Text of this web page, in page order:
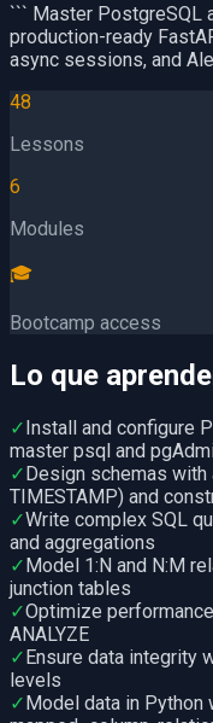
``` Master PostgreSQL
production-ready
async sessions, and
48
Lessons
6
Modules
🎓
Bootcamp access
Lo que
✓Install and configure
master psql and
✓Design schemas with
TIMESTAMP) and
✓Write complex SQL
and aggregations
✓Model 1:N and N:M
junction tables
✓Optimize
ANALYZE
✓Ensure data integrity
levels
✓Model data in Python